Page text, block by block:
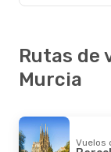
Rutas de
Murcia
Vuelos